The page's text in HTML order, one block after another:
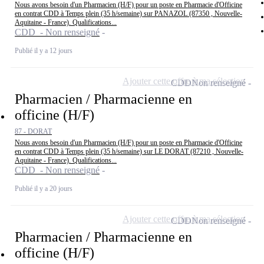
Nous avons besoin d'un Pharmacien (H/F) pour un poste en Pharmacie d'Officine
en contrat CDD à Temps plein (35 h/semaine) sur PANAZOL (87350 , Nouvelle-
Aquitaine - France). Qualifications...
CDD - Non renseigné
Publié il y a 12 jours
Pharmacien / Pharmacienne en
officine (H/F)
87 - DORAT
Nous avons besoin d'un Pharmacien (H/F) pour un poste en Pharmacie d'Officine
en contrat CDD à Temps plein (35 h/semaine) sur LE DORAT (87210 , Nouvelle-
Aquitaine - France). Qualifications...
CDD - Non renseigné
Publié il y a 20 jours
CDDNon renseigné
Ajouter cette offre à ma sélection
Pharmacien / Pharmacienne en
officine (H/F)
CDDNon renseigné
Ajouter cette offre à ma sélection